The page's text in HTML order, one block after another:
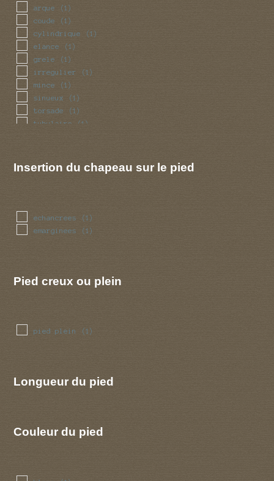
arque (1)
coude (1)
cylindrique (1)
elance (1)
grele (1)
irregulier (1)
mince (1)
sinueux (1)
torsade (1)
tubulaire (1)
Insertion du chapeau sur le pied
echancrees (1)
emarginees (1)
Pied creux ou plein
pied plein (1)
Longueur du pied
Couleur du pied